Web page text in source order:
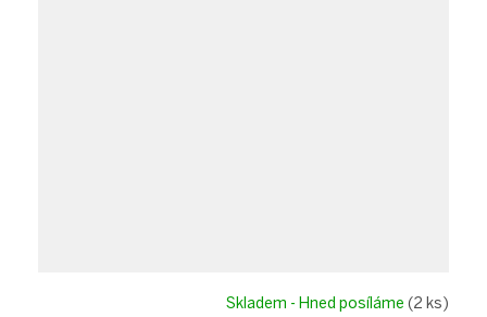
Skladem - Hned posíláme (2 ks)